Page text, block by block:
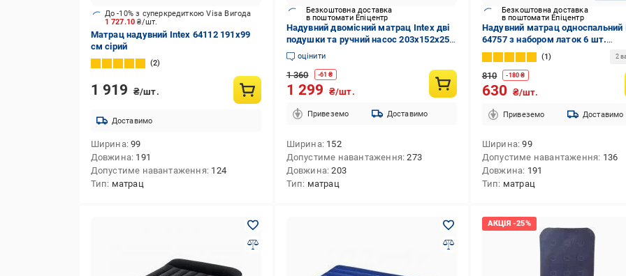
1 727.10₴/шт.
До -10% з суперкредиткою Visa Вигода
Матрац надувний Intex 64112 191х99
см сірий
2
1 919 ₴/шт.
Доставимо
Ширина 99
Довжина 191
Допустиме навантаження 124
Тип матрац
Безкоштовна доставка
в поштомати Епіцентр
Надувний двомісний матрац Intex дві
подушки та ручний насос 203х152х25
см оцінити
1 360 -61 ₴
1 299 ₴/шт.
Привеземо Доставимо
Ширина 152
Допустиме навантаження 273
Довжина 203
Тип матрац
Безкоштовна доставка
в поштомати Епіцентр
Надувний матрац односпальний
64757 з набором латок 6 шт.
99х191х25 см (2472511808)
1 2
810 -180 ₴
630 ₴/шт.
Привеземо Доставимо
Ширина 99
Допустиме навантаження 136
Довжина 191
Тип матрац